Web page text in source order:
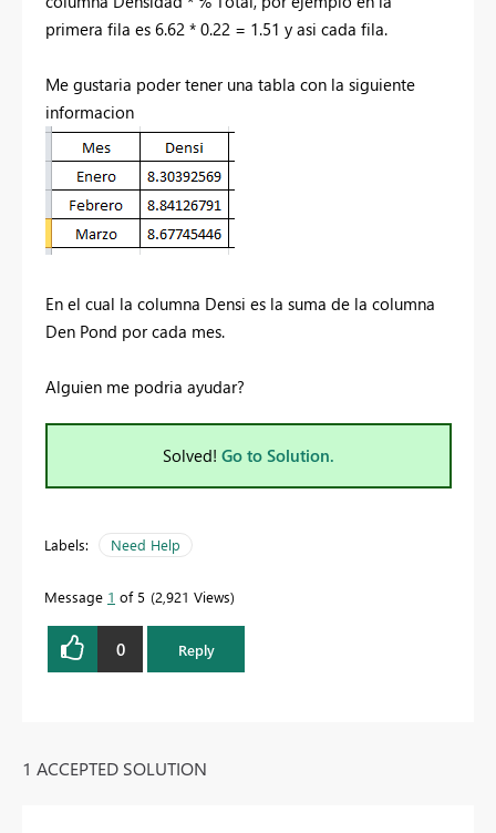
primera fila es 6.62 * 0.22 = 1.51 y asi cada fila.
Me gustaria poder tener una tabla con la siguiente
informacion
En el cual la columna Densi es la suma de la columna
Den Pond por cada mes.
Alguien me podria ayudar?
Solved! Go to Solution.
Labels: Need Help
Message 1 of 5 2,921 Views
0 Reply
1 ACCEPTED SOLUTION